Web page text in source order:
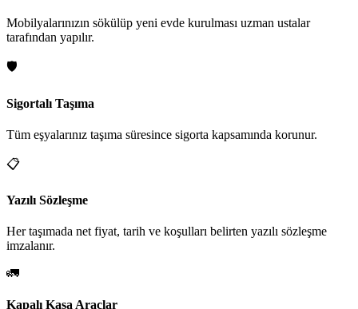
Mobilyalarınızın sökülüp yeni evde kurulması uzman ustalar
tarafından yapılır.
🛡️
Sigortalı Taşıma
Tüm eşyalarınız taşıma süresince sigorta kapsamında korunur.
📋
Yazılı Sözleşme
Her taşımada net fiyat, tarih ve koşulları belirten yazılı sözleşme
imzalanır.
🚛
Kapalı Kasa Araçlar